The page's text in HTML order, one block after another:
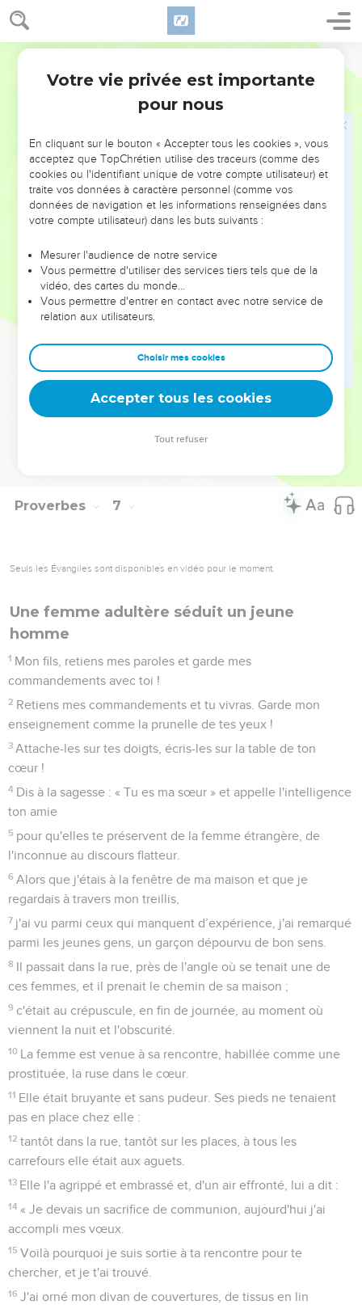
Proverbes 6
26 En effet, pour la femme prostituée on se réduit à un
morceau de pain et la femme mariée capture une vie
précieuse.
Peut-on prendre du feu contre soi sans que les habits ne
les pieds ?
Il en va de même pour celui qui s’approche de la femme
de son prochain : celui qui la touche ne restera pas impuni.
On ne méprise pas le voleur qui vole pour s’alimenter,
mais, si on le trouve, il fait une restitution au septuple, il
donne tous les biens de sa maison.
Celui qui commet un adultère avec une femme manque
de bon sens. Il veut se détruire lui-même, celui qui agit de
cette manière :
il ne trouvera que blessures et déshonneur, et sa honte ne
s'effacera pas.
En effet, la jalousie rend un homme furieux, et il est sans
Proverbes 7
Seuls les Évangiles sont disponibles en vidéo pour le moment.
Une femme adultère séduit un jeune
homme
1 Mon fils, retiens mes paroles et garde mes
commandements avec toi !
2 Retiens mes commandements et tu vivras. Garde mon
enseignement comme la prunelle de tes yeux !
3 Attache-les sur tes doigts, écris-les sur la table de ton
cœur !
4 Dis à la sagesse : « Tu es ma sœur » et appelle l'intelligence
ton amie
5 pour qu'elles te préservent de la femme étrangère, de
l'inconnue au discours flatteur.
6 Alors que j'étais à la fenêtre de ma maison et que je
regardais à travers mon treillis,
7 j'ai vu parmi ceux qui manquent d’expérience, j'ai remarqué
parmi les jeunes gens, un garçon dépourvu de bon sens.
8 Il passait dans la rue, près de l'angle où se tenait une de
ces femmes, et il prenait le chemin de sa maison ;
9 c'était au crépuscule, en fin de journée, au moment où
viennent la nuit et l'obscurité.
10 La femme est venue à sa rencontre, habillée comme une
prostituée, la ruse dans le cœur.
11 Elle était bruyante et sans pudeur. Ses pieds ne tenaient
pas en place chez elle :
12 tantôt dans la rue, tantôt sur les places, à tous les
carrefours elle était aux aguets.
13 Elle l'a agrippé et embrassé et, d'un air effronté, lui a dit :
14 « Je devais un sacrifice de communion, aujourd'hui j'ai
accompli mes vœux.
15 Voilà pourquoi je suis sortie à ta rencontre pour te
chercher, et je t'ai trouvé.
16 J'ai orné mon divan de couvertures, de tissus en lin
Votre vie privée est importante
pour nous
En cliquant sur le bouton « Accepter tous les cookies », vous
acceptez que TopChrétien utilise des traceurs (comme des
cookies ou l'identifiant unique de votre compte utilisateur) et
traite vos données à caractère personnel (comme vos
données de navigation et les informations renseignées dans
votre compte utilisateur) dans les buts suivants :
Mesurer l'audience de notre service
Vous permettre d'utiliser des services tiers tels que de la
vidéo, des cartes du monde…
Vous permettre d'entrer en contact avec notre service de
relation aux utilisateurs.
Choisir mes cookies
Accepter tous les cookies
Tout refuser